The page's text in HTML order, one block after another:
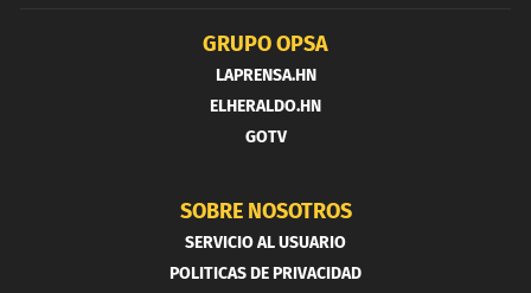
GRUPO OPSA
LAPRENSA.HN
ELHERALDO.HN
GOTV
SOBRE NOSOTROS
SERVICIO AL USUARIO
POLITICAS DE PRIVACIDAD